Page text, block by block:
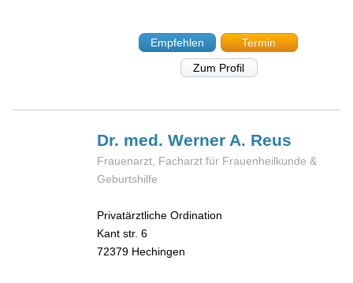
Empfehlen
Termin
Zum Profil
Dr. med. Werner A. Reus
Frauenarzt, Facharzt für Frauenheilkunde &
Geburtshilfe
Privatärztliche Ordination
Kant str. 6
72379 Hechingen